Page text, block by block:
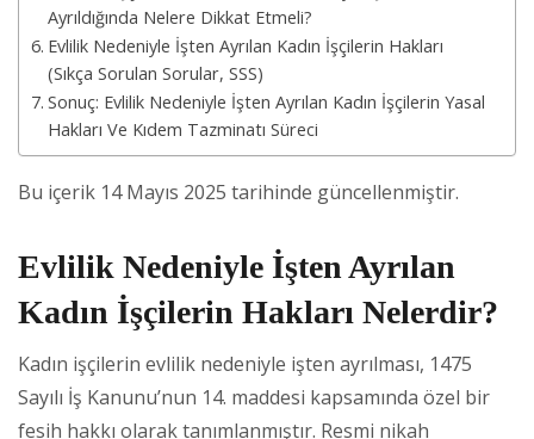
Ayrıldığında Nelere Dikkat Etmeli?
Evlilik Nedeniyle İşten Ayrılan Kadın İşçilerin Hakları
(Sıkça Sorulan Sorular, SSS)
Sonuç: Evlilik Nedeniyle İşten Ayrılan Kadın İşçilerin Yasal
Hakları Ve Kıdem Tazminatı Süreci
Bu içerik 14 Mayıs 2025 tarihinde güncellenmiştir.
Evlilik Nedeniyle İşten Ayrılan
Kadın İşçilerin Hakları Nelerdir?
Kadın işçilerin evlilik nedeniyle işten ayrılması, 1475
Sayılı İş Kanunu’nun 14. maddesi kapsamında özel bir
fesih hakkı olarak tanımlanmıştır. Resmi nikah